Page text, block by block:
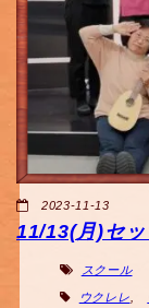
2023-11-13
11/13(月)セ
スクール
ウクレレ